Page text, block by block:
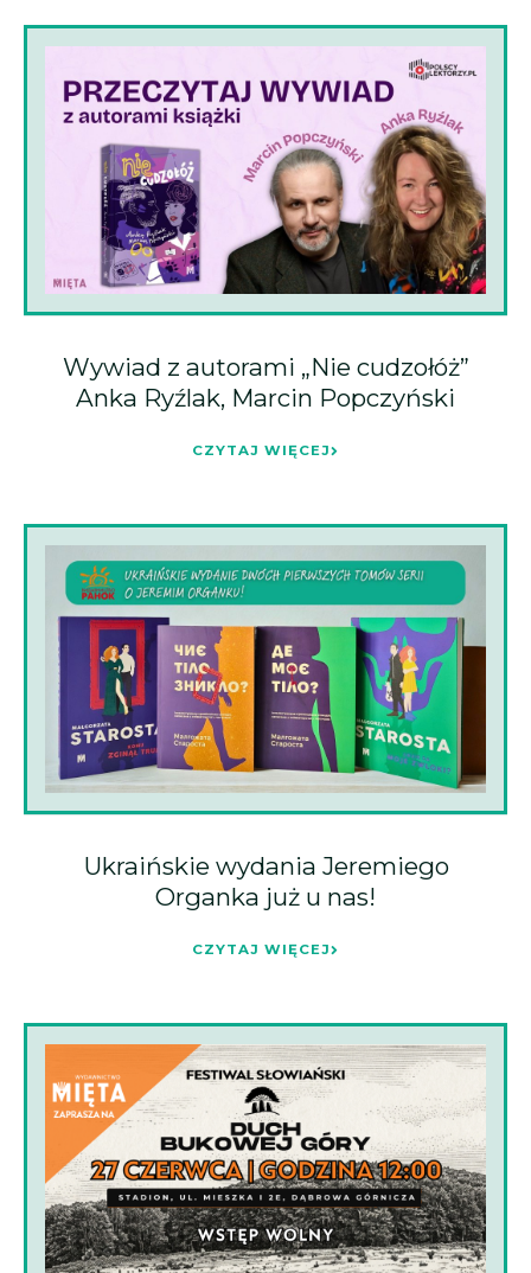
Wywiad z autorami „Nie cudzołóż”
Anka Ryźlak, Marcin Popczyński
CZYTAJ WIĘCEJ
Ukraińskie wydania Jeremiego
Organka już u nas!
CZYTAJ WIĘCEJ